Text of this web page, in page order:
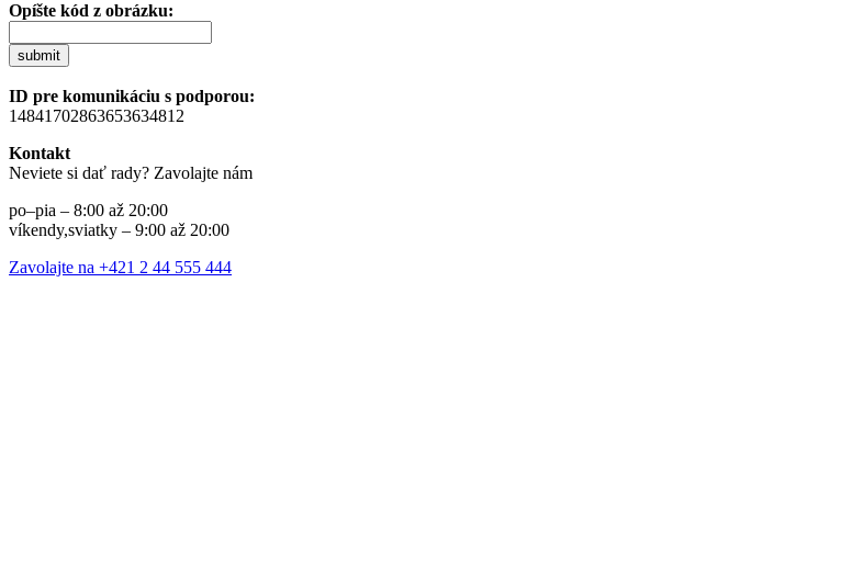
Opíšte kód z obrázku:
submit
ID pre komunikáciu s podporou:
14841702863653634812
Kontakt
Neviete si dať rady? Zavolajte nám
po–pia – 8:00 až 20:00
víkendy,sviatky – 9:00 až 20:00
Zavolajte na +421 2 44 555 444